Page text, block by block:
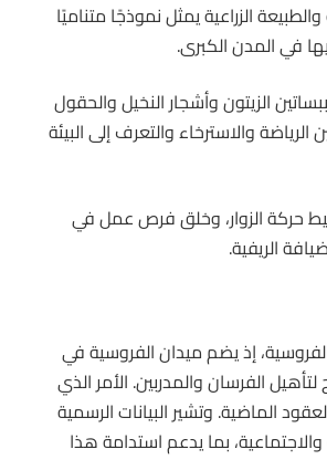
الزراعية يمثل نموذجًا متناميًا
في المدن الكبرى.
الزيتون وأشجار النخيل والحقول
والاسترخاء والتعرف إلى البيئة
حركة الزوار، وخلق فرص عمل في
الريفية.
إذ يضم ميدان الفروسية في
الفرسان والمدربين. الأمر الذي
الماضية. وتشير البيانات الرسمية
بما يدعم استدامة هذا